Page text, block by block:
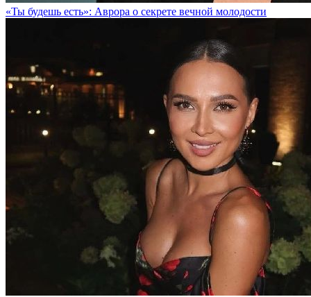
«Ты будешь есть»: Аврора о секрете вечной молодости